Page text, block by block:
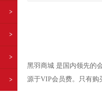
黑羽商城 是国内领先的
源于VIP会员费。只有购